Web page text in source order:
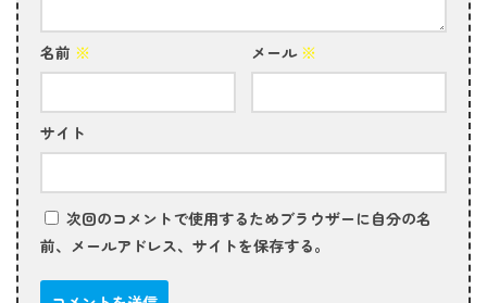
名前 ※ メール ※
サイト
次回のコメントで使用するためブラウザーに自分の名
前、メールアドレス、サイトを保存する。